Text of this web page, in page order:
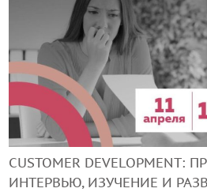
+99890 319 23 51
CUSTOMER DEVELOPMENT:
ИНТЕРВЬЮ, ИЗУЧЕНИЕ И